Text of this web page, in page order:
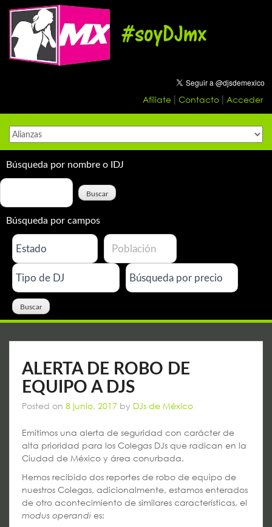
content
#soyDJmx
Afíliate Contacto Acceder
Búsqueda por nombre o IDJ
Búsqueda por campos
ALERTA DE ROBO DE
EQUIPO A DJS
Posted on 8 junio, 2017 by DJs de México
Emitimos una alerta de seguridad con carácter de
alta prioridad para los Colegas DJs que radican en la
Ciudad de México y área conurbada.
Hemos recibido dos reportes de robo de equipo de
nuestros Colegas, adicionalmente, estamos enterados
de otro acontecimiento de similares características, el
modus operandi es: